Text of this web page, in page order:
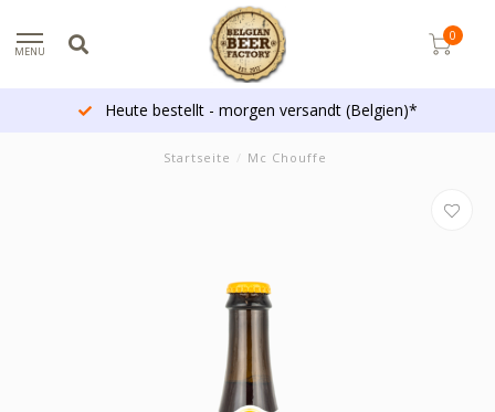
MENU
0
Heute bestellt - morgen versandt (Belgien)*
Startseite / Mc Chouffe